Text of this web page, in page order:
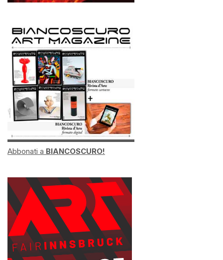
Abbonati a BIANCOSCURO!